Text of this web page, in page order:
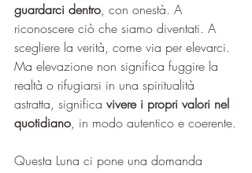
guardarci dentro, con onestà. A
riconoscere ciò che siamo diventati. A
scegliere la verità, come via per elevarci.
Ma elevazione non significa fuggire la
realtà o rifugiarsi in una spiritualità
astratta, significa vivere i propri valori nel
quotidiano, in modo autentico e coerente.
Questa Luna ci pone una domanda